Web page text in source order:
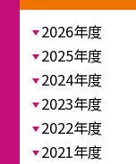
2026年度
2025年度
2024年度
2023年度
2022年度
2021年度